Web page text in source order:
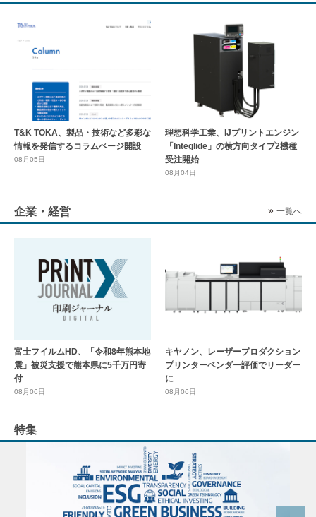
T&K TOKA、製品・技術など多彩な
情報を発信するコラムページ開設
08月05日
理想科学工業、IJプリントエンジン
「Integlide」の横方向タイプ2機種
受注開始
08月04日
企業・経営 一覧へ
富士フイルムHD、「令和8年熊本地
震」被災支援で熊本県に5千万円寄
付
08月06日
キヤノン、レーザープロダクション
プリンターベンダー評価でリーダー
に
08月06日
特集